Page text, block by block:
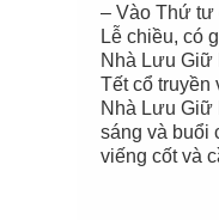
– Vào Thứ tư
Lễ chiều, có
Nhà Lưu Giữ
Tết cổ truyền
Nhà Lưu Giữ
sáng và buổi
viếng cốt và